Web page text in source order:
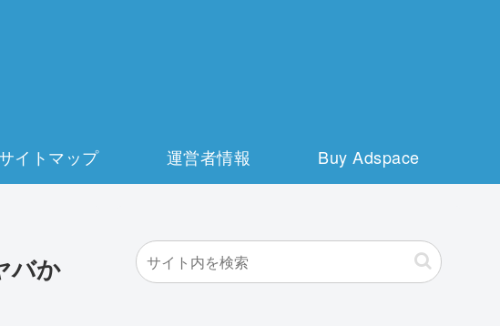
イトマップ 運営者情報 Buy Adspace
バか